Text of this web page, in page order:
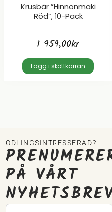
Krusbär ”Hinnonmäki
Röd”, 10-Pack
1 959,00kr
Lägg i skottkärran
ODLINGSINTRESSERAD?
PÅ VÅRT